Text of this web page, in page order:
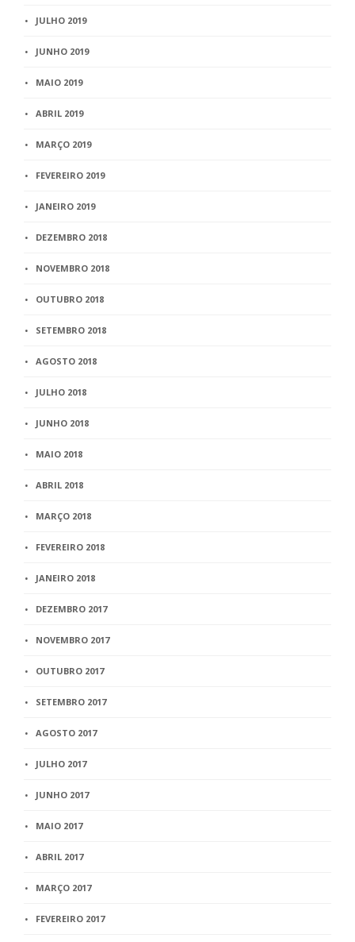
JULHO 2019
JUNHO 2019
MAIO 2019
ABRIL 2019
MARÇO 2019
FEVEREIRO 2019
JANEIRO 2019
DEZEMBRO 2018
NOVEMBRO 2018
OUTUBRO 2018
SETEMBRO 2018
AGOSTO 2018
JULHO 2018
JUNHO 2018
MAIO 2018
ABRIL 2018
MARÇO 2018
FEVEREIRO 2018
JANEIRO 2018
DEZEMBRO 2017
NOVEMBRO 2017
OUTUBRO 2017
SETEMBRO 2017
AGOSTO 2017
JULHO 2017
JUNHO 2017
MAIO 2017
ABRIL 2017
MARÇO 2017
FEVEREIRO 2017